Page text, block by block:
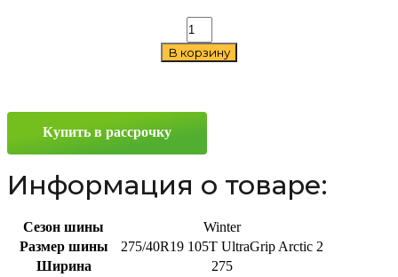
Количество
товара
Goodyear
275/40
105T
В корзину
Купить в рассрочку
Информация о товаре:
Сезон шины
Winter
Размер шины
275/40R19 105T UltraGrip Arctic 2
Ширина
275